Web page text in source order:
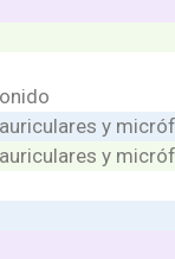
y
y